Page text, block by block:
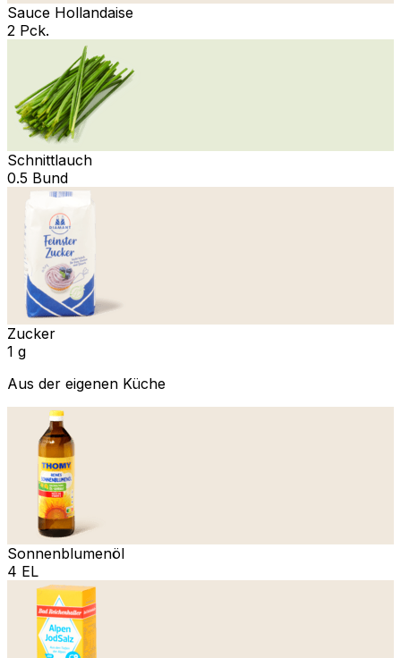
Sauce Hollandaise
2 Pck.
Schnittlauch
0.5 Bund
Zucker
1 g
Aus der eigenen Küche
Sonnenblumenöl
4 EL